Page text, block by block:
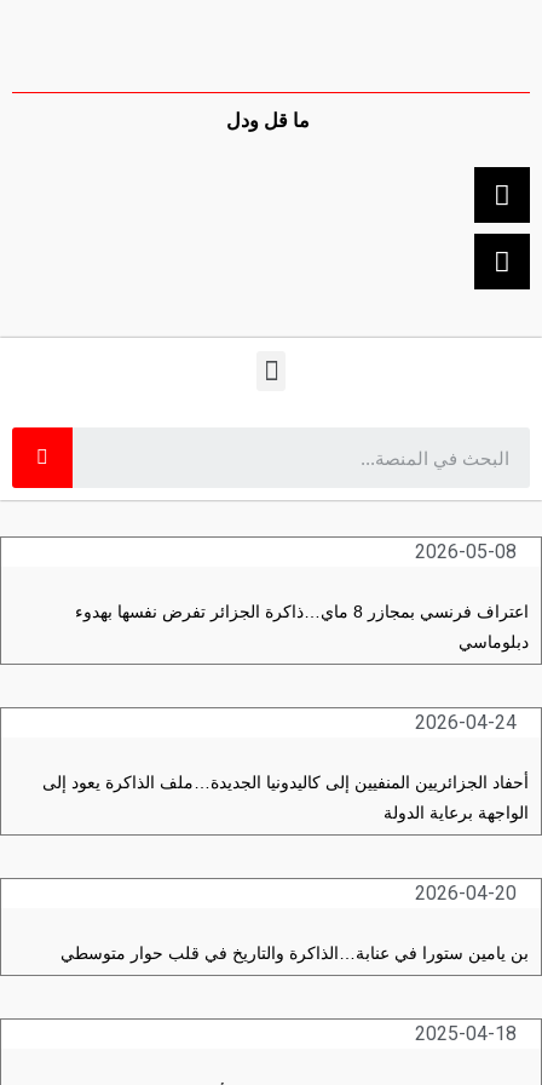
ما قل ودل
2026-05-08
اعتراف فرنسي بمجازر 8 ماي…ذاكرة الجزائر تفرض نفسها بهدوء
دبلوماسي
2026-04-24
أحفاد الجزائريين المنفيين إلى كاليدونيا الجديدة…ملف الذاكرة يعود إلى
الواجهة برعاية الدولة
2026-04-20
بن يامين ستورا في عنابة…الذاكرة والتاريخ في قلب حوار متوسطي
2025-04-18